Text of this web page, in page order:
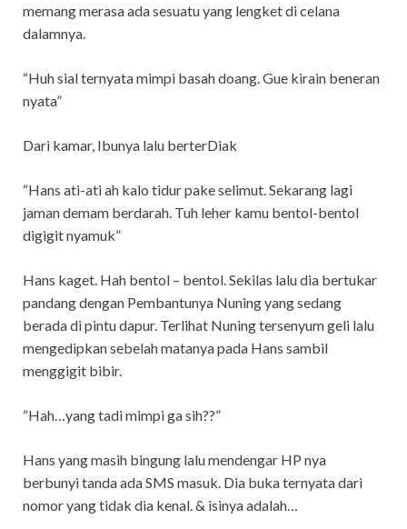
memang merasa ada sesuatu yang lengket di celana
dalamnya.
“Huh sial ternyata mimpi basah doang. Gue kirain beneran
nyata”
Dari kamar, Ibunya lalu berterDiak
“Hans ati-ati ah kalo tidur pake selimut. Sekarang lagi
jaman demam berdarah. Tuh leher kamu bentol-bentol
digigit nyamuk”
Hans kaget. Hah bentol – bentol. Sekilas lalu dia bertukar
pandang dengan Pembantunya Nuning yang sedang
berada di pintu dapur. Terlihat Nuning tersenyum geli lalu
mengedipkan sebelah matanya pada Hans sambil
menggigit bibir.
“Hah…yang tadi mimpi ga sih??”
Hans yang masih bingung lalu mendengar HP nya
berbunyi tanda ada SMS masuk. Dia buka ternyata dari
nomor yang tidak dia kenal. & isinya adalah…